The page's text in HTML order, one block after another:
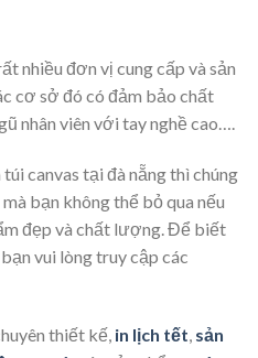
nhiều đơn vị cung cấp và sản
cơ sở đó có đảm bảo chất
nhân viên với tay nghề cao….
canvas tại đà nẵng thì chúng
bạn không thể bỏ qua nếu
đẹp và chất lượng. Để biết
bạn vui lòng truy cập các
thiết kế, in lịch tết, sản